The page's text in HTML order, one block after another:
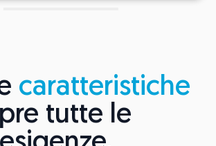
caratteristiche
tutte le